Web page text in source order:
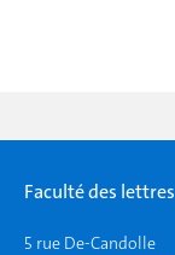
Faculté des lettres
5 rue De-Candolle